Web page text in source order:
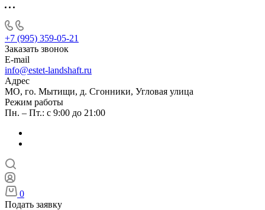
+7 (995) 359-05-21
Заказать звонок
E-mail
info@estet-landshaft.ru
Адрес
МО, го. Мытищи, д. Сгонники, Угловая улица
Режим работы
Пн. – Пт.: с 9:00 до 21:00
0
Подать заявку